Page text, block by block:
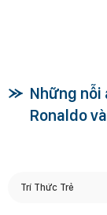
Những nỗi
Ronaldo
Trí Thức Trẻ